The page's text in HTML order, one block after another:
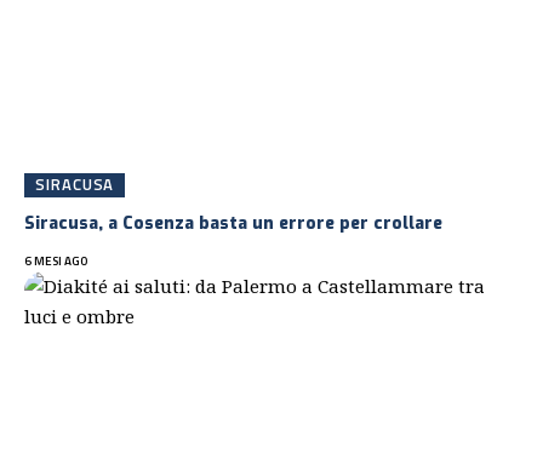
SIRACUSA
Siracusa, a Cosenza basta un errore per crollare
6 MESI AGO